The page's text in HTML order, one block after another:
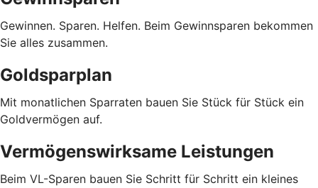
Gewinnen. Sparen. Helfen. Beim Gewinnsparen bekommen
Sie alles zusammen.
Goldsparplan
Mit monatlichen Sparraten bauen Sie Stück für Stück ein
Goldvermögen auf.
Vermögenswirksame Leistungen
Beim VL-Sparen bauen Sie Schritt für Schritt ein kleines